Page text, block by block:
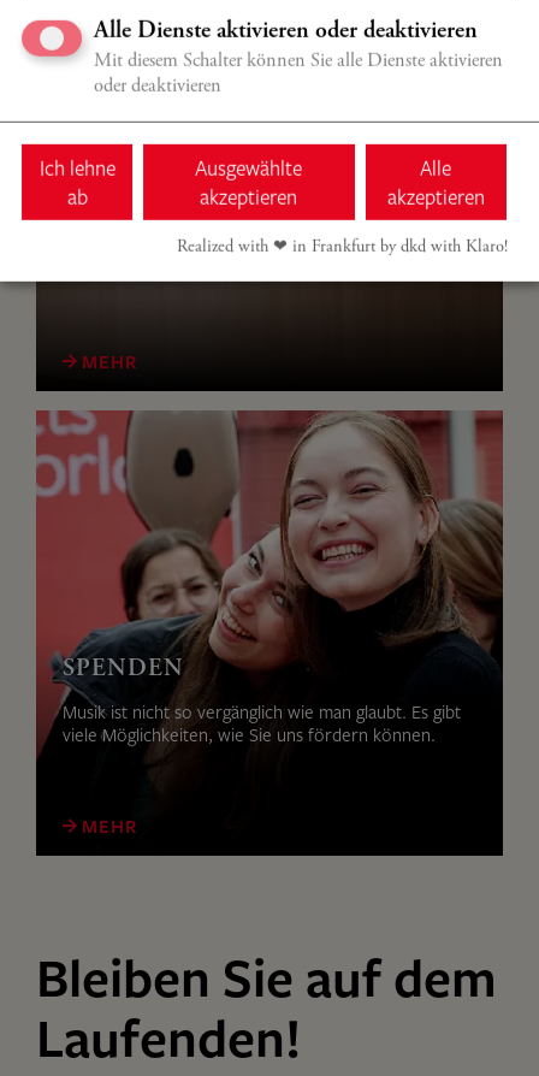
KARTEN & SERVICE
Tickets können Sie online, telefonisch oder im
MEHR
SPENDEN
Musik ist nicht so vergänglich wie man glaubt. Es gibt
viele Möglichkeiten, wie Sie uns fördern können.
MEHR
Bleiben Sie auf dem
Laufenden!
Alle Dienste aktivieren oder deaktivieren
Mit diesem Schalter können Sie alle Dienste aktivieren
oder deaktivieren
Ich lehne
ab
Ausgewählte
akzeptieren
Alle
akzeptieren
Realized with ❤︎ in Frankfurt by dkd with Klaro!